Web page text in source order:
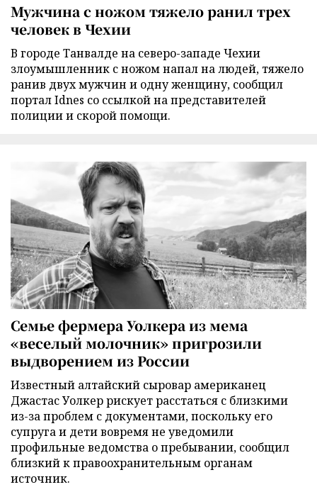
Мужчина с ножом тяжело ранил трех
человек в Чехии
В городе Танвалде на северо-западе Чехии
злоумышленник с ножом напал на людей, тяжело
ранив двух мужчин и одну женщину, сообщил
портал Idnes со ссылкой на представителей
полиции и скорой помощи.
Семье фермера Уолкера из мема
«веселый молочник» пригрозили
выдворением из России
Известный алтайский сыровар американец
Джастас Уолкер рискует расстаться с близкими
из-за проблем с документами, поскольку его
супруга и дети вовремя не уведомили
профильные ведомства о пребывании, сообщил
близкий к правоохранительным органам
источник.